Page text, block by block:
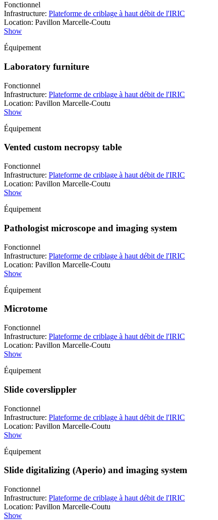
Fonctionnel
Infrastructure: Plateforme de criblage à haut débit de l'IRIC
Location: Pavillon Marcelle-Coutu
Show
Équipement
Laboratory furniture
Fonctionnel
Infrastructure: Plateforme de criblage à haut débit de l'IRIC
Location: Pavillon Marcelle-Coutu
Show
Équipement
Vented custom necropsy table
Fonctionnel
Infrastructure: Plateforme de criblage à haut débit de l'IRIC
Location: Pavillon Marcelle-Coutu
Show
Équipement
Pathologist microscope and imaging system
Fonctionnel
Infrastructure: Plateforme de criblage à haut débit de l'IRIC
Location: Pavillon Marcelle-Coutu
Show
Équipement
Microtome
Fonctionnel
Infrastructure: Plateforme de criblage à haut débit de l'IRIC
Location: Pavillon Marcelle-Coutu
Show
Équipement
Slide coverslippler
Fonctionnel
Infrastructure: Plateforme de criblage à haut débit de l'IRIC
Location: Pavillon Marcelle-Coutu
Show
Équipement
Slide digitalizing (Aperio) and imaging system
Fonctionnel
Infrastructure: Plateforme de criblage à haut débit de l'IRIC
Location: Pavillon Marcelle-Coutu
Show